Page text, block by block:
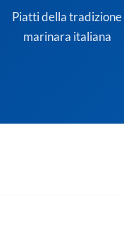
Piatti della tradizione
marinara italiana